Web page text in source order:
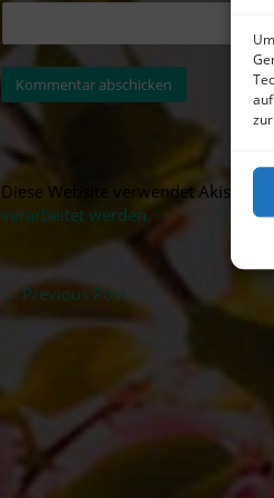
Diese Website verwendet Akismet,
verarbeitet werden.
←Previous Post